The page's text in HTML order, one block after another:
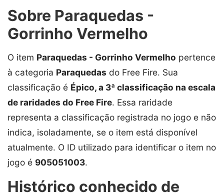
Sobre Paraquedas -
Gorrinho Vermelho
O item Paraquedas - Gorrinho Vermelho pertence
à categoria Paraquedas do Free Fire. Sua
classificação é Épico, a 3ª classificação na escala
de raridades do Free Fire. Essa raridade
representa a classificação registrada no jogo e não
indica, isoladamente, se o item está disponível
atualmente. O ID utilizado para identificar o item no
jogo é 905051003.
Histórico conhecido de